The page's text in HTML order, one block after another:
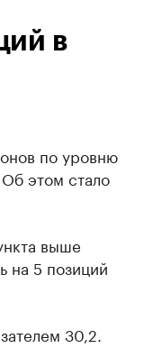
в
по уровню
этом стало
выше
на 5 позиций
30,2.